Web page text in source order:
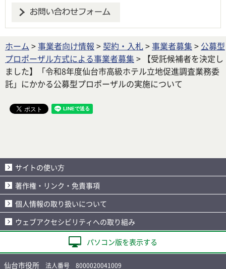
ホーム >事業者向け情報 > 契約・入札>事業者募集 > 公募型
プロポーザル方式による事業者募集 > 【受託候補者を決定し
ました】「令和8年度仙台市高級ホテル立地促進調査業務委
託」にかかる公募型プロポーザルの実施について
サイトの使い方
著作権・リンク・免責事項
個人情報の取り扱いについて
ウェブアクセシビリティへの取り組み
パソコン版を表示する
仙台市役所 法人番号 8000020041009